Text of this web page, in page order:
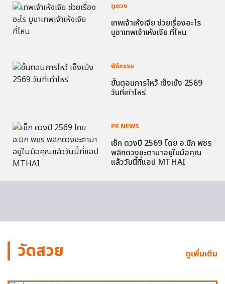
ดูดวง
เทพเจ้าเห้งเจีย ช่วยเรื่องอะไร
บูชาเทพเจ้าเห้งเจีย ที่ไหน
พิธีกรรม
ขั้นตอนการไหว้ เช็งเม้ง 2569
วันที่เท่าไหร่
PR NEWS
เช็ก ดวงปี 2569 โดย อ.มิก พชร
พลิกดวงชะตามาอยู่ในมือคุณ
แล้ววันนี้ที่แอป MTHAI
วัดสวย ดูเพิ่มเติม